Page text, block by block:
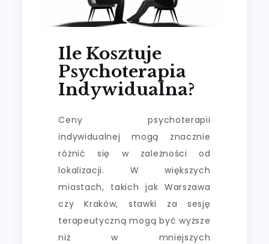
Ile Kosztuje
Psychoterapia
Indywidualna?
Ceny psychoterapii
indywidualnej mogą znacznie
różnić się w zależności od
lokalizacji. W większych
miastach, takich jak Warszawa
czy Kraków, stawki za sesję
terapeutyczną mogą być wyższe
niż w mniejszych